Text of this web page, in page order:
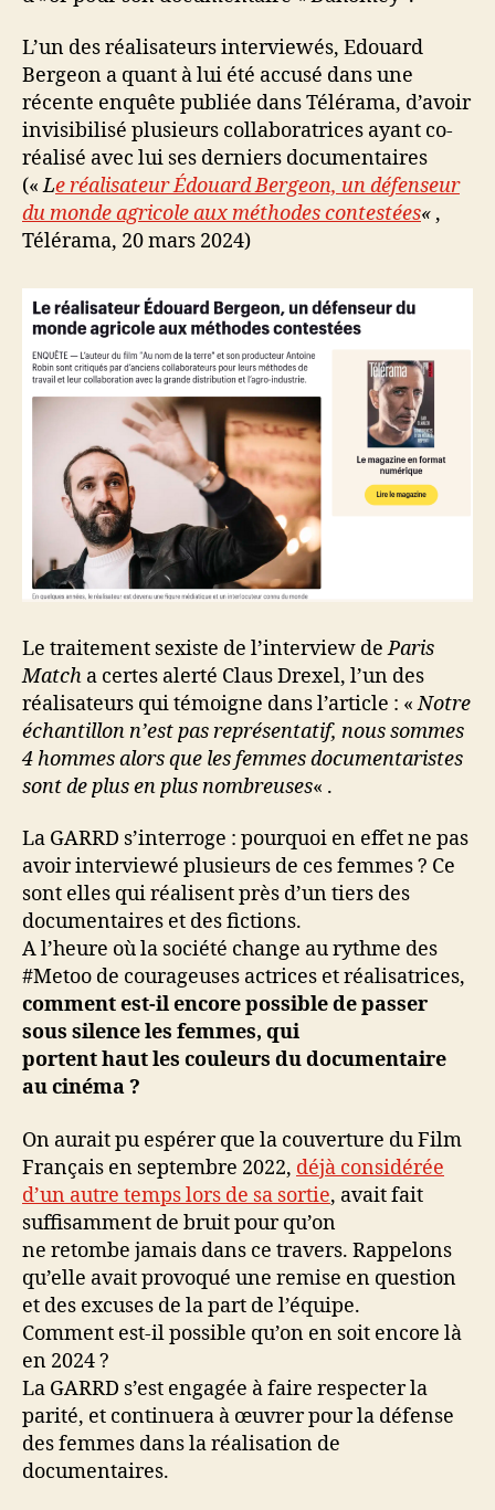
L’un des réalisateurs interviewés, Edouard
Bergeon a quant à lui été accusé dans une
récente enquête publiée dans Télérama, d’avoir
invisibilisé plusieurs collaboratrices ayant co-
réalisé avec lui ses derniers documentaires
(«Le réalisateur Édouard Bergeon, un défenseur
du monde agricole aux méthodes contestées« ,
Télérama, 20 mars 2024)
Le traitement sexiste de l’interview deParis
Match a certes alerté Claus Drexel, l’un des
réalisateurs qui témoigne dans l’article : «Notre
échantillon n’est pas représentatif, nous sommes
4 hommes alors que les femmes documentaristes
sont de plus en plus nombreuses« .
La GARRD s’interroge : pourquoi en effet ne pas
avoir interviewé plusieurs de ces femmes ? Ce
sont elles qui réalisent près d’un tiers des
documentaires et des fictions.
A l’heure où la société change au rythme des
#Metoo de courageuses actrices et réalisatrices,
comment est-il encore possible de passer
sous silence les femmes, qui
portent haut les couleurs du documentaire
au cinéma ?
On aurait pu espérer que la couverture du Film
Français en septembre 2022, déjà considérée
d’un autre temps lors de sa sortie, avait fait
suffisamment de bruit pour qu’on
ne retombe jamais dans ce travers. Rappelons
qu’elle avait provoqué une remise en question
et des excuses de la part de l’équipe.
Comment est-il possible qu’on en soit encore là
en 2024 ?
La GARRD s’est engagée à faire respecter la
parité, et continuera à œuvrer pour la défense
des femmes dans la réalisation de
documentaires.